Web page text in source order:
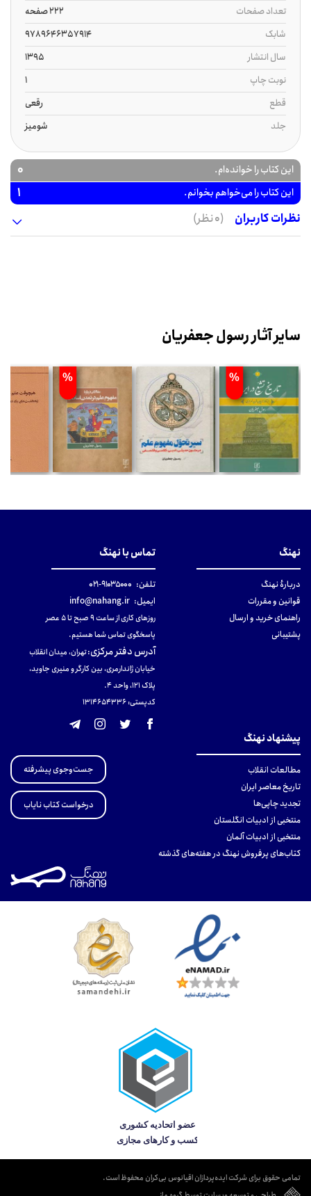
تعداد صفحات
222 صفحه
شابک
9789646357914
سال انتشار
1395
نوبت چاپ
1
قطع
رقعی
جلد
شومیز
این کتاب را خوانده‌ام. 0
این کتاب را می‌خواهم بخوانم.
1
نظرات کاربران
(0 نظر)
سایر آثار رسول جعفریان
%
%
نهنگ
دربارهٔ نهنگ
قوانین و مقررات
راهنمای خرید و ارسال
پشتیبانی
تماس با نهنگ
تلفن: ۹۱۰۳۵۰۰۰-۰۲۱
ایمیل: info@nahang.ir
روزهای کاری از ساعت ۹ صبح تا ۵ عصر
پاسخگوی تماس شما هستیم.
آدرس دفتر مرکزی:تهران، میدان انقلاب
خیابان ژاندارمری، بین کارگر و منیری جاوید،
پلاک 121، واحد ۴.
کدپستی: 131465433۶
پیشنهاد نهنگ
مطالعات انقلاب
تاریخ معاصر ایران
تجدید چاپی‌ها
منتخبی از ادبیات انگلستان
منتخبی از ادبیات آلمان
کتاب‌های پرفروش نهنگ در هفته‌های گذشته
جست‌وجوی پیشرفته
درخواست کتاب نایاب
تمامی حقوق برای شرکت ایده‌پردازان اقیانوس بی‌کران محفوظ است.